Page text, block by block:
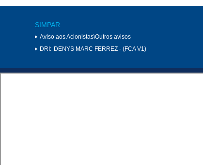
SIMPAR
Aviso aos Acionistas\Outros avisos
DRI: DENYS MARC FERREZ - (FCA V1)